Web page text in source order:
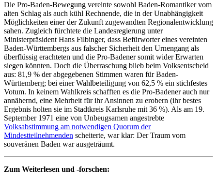
Die Pro-Baden-Bewegung vereinte sowohl Baden-Romantiker vom
alten Schlag als auch kühl Rechnende, die in der Unabhängigkeit
Möglichkeiten einer der Zukunft zugewandten Regionalentwicklung
sahen. Zugleich fürchtete die Landesregierung unter
Ministerpräsident Hans Filbinger, dass Befürworter eines vereinten
Baden-Württembergs aus falscher Sicherheit den Urnengang als
überflüssig erachteten und die Pro-Badener somit wider Erwarten
siegen könnten. Doch die Überraschung blieb beim Volksentscheid
aus: 81,9 % der abgegebenen Stimmen waren für Baden-
Württemberg; bei einer Wahlbeteiligung von 62,5 % ein stichfestes
Votum. In keinem Wahlkreis schafften es die Pro-Badener auch nur
annähernd, eine Mehrheit für ihr Ansinnen zu erobern (ihr bestes
Ergebnis holten sie im Stadtkreis Karlsruhe mit 36 %). Als am 19.
September 1971 eine von Unbeugsamen angestrebte
Volksabstimmung am notwendigen Quorum der
Mindestteilnehmenden scheiterte, war klar: Der Traum vom
souveränen Baden war ausgeträumt.
Zum Weiterlesen und -forschen: